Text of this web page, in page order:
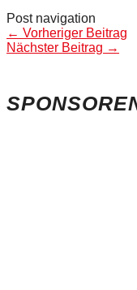
Post navigation
← Vorheriger Beitrag
Nächster Beitrag →